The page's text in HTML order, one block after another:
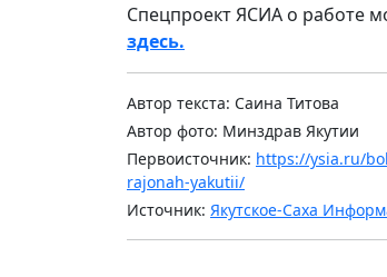
Спецпроект ЯСИА о работе
здесь.
Автор текста: Саина Титова
Автор фото: Минздрав Якутии
Первоисточник: https://ysia.ru/
rajonah-yakutii/
Источник: Якутское-Саха